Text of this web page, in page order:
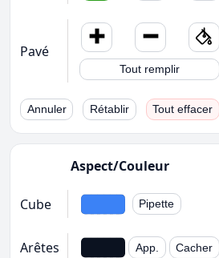
Pavé
Tout remplir
Annuler Rétablir Tout effacer
Aspect/Couleur
Cube Pipette
Arêtes App. Cacher